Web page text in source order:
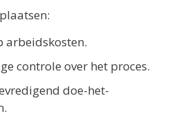
arbeidskosten.
controle over het proces.
doe-het-